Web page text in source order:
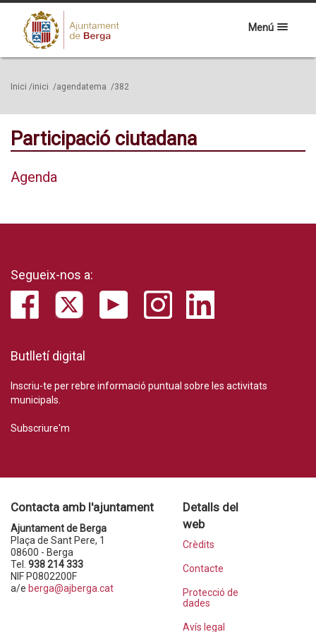
Menú
Inici /inici /agendatema /382
Participació ciutadana
Agenda
Segueix-nos a:
Butlletí digital
Inscriu-te per rebre informació puntual sobre les activitats
municipals.
Subscriure'm
Contacta amb l'ajuntament
Ajuntament de Berga
Plaça de Sant Pere, 1
08600 - Berga
Tel. 938 214 333
NIF P0802200F
a/e berga@ajberga.cat
Detalls del
web
Crèdits
Contacte
Protecció de
dades
Avís legal